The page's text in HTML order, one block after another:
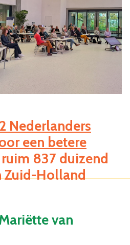
Nederlanders
een betere
837 duizend
Zuid-Holland
van